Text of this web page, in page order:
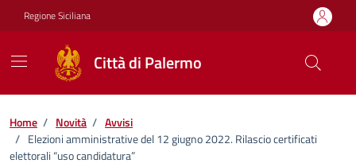
Vai ai contenuti
Vai al footer
Regione Siciliana
Città di Palermo
Home / Novità / Avvisi
/ Elezioni amministrative del 12 giugno 2022. Rilascio certificati
elettorali “uso candidatura”